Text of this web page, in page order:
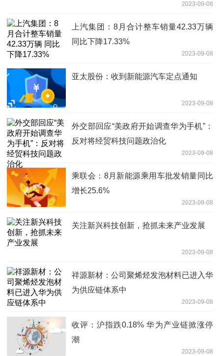
2023-09-08
上汽集团：8月合计整车销量42.33万辆
同比下降17.33%
2023-09-08
亚太股份：收到新能源汽车定点通知
2023-09-08
外交部回应“美政府开始调查华为手机”：
反对将经贸科技问题政治化
2023-09-08
乘联会：8月新能源乘用车批发销量同比
增长25.6%
2023-09-08
关注新兴科技创新，抢抓未来产业发展
2023-09-08
祥源新材：公司聚烯烃发泡材料已进入华
为供应链体系中
2023-09-08
收评：沪指跌0.18% 华为产业链掀涨停
潮
2023-09-08